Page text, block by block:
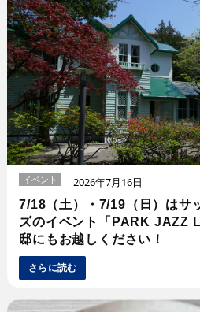
イベント 2026年7月16日
7/18（土）・7/19（日）はサ
ズのイベント「PARK JAZZ
邸にもお越しください！
さらに読む